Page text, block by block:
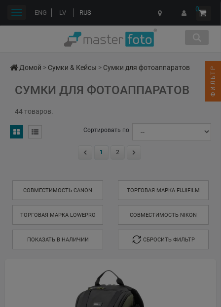
ENG LV RUS 0
Переключить
Домой > Сумки & Кейсы > Сумки для фотоаппаратов
СУМКИ ДЛЯ ФОТОАППАРАТОВ
44 товаров.
Сортировать по
1 2
СОВМЕСТИМОСТЬ CANON ТОРГОВАЯ МАРКА FUJIFILM
ТОРГОВАЯ МАРКА LOWEPRO СОВМЕСТИМОСТЬ NIKON
ПОКАЗАТЬ В НАЛИЧИИ СБРОСИТЬ ФИЛЬТР
ФИЛЬТР